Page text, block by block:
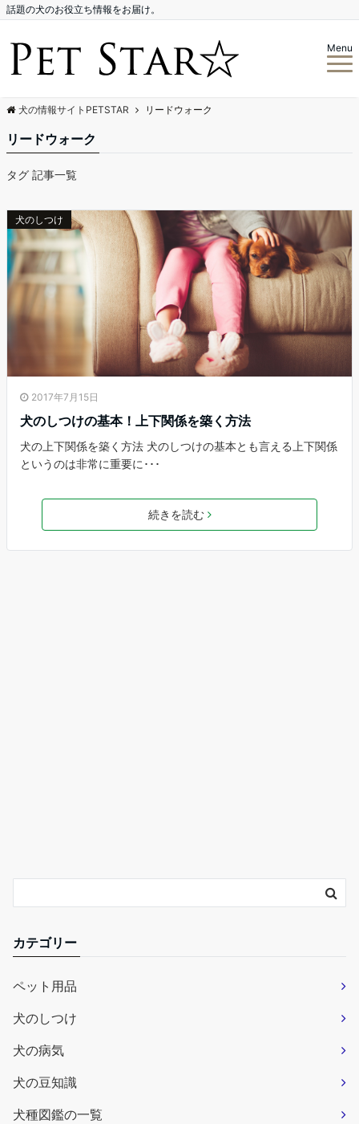
話題の犬のお役立ち情報をお届け。
Menu
犬の情報サイトPETSTAR リードウォーク
リードウォーク
タグ 記事一覧
犬のしつけ
2017年7月15日
犬のしつけの基本！上下関係を築く方法
犬の上下関係を築く方法 犬のしつけの基本とも言える上下関係
というのは非常に重要に･･･
続きを読む
カテゴリー
ペット用品
犬のしつけ
犬の病気
犬の豆知識
犬種図鑑の一覧